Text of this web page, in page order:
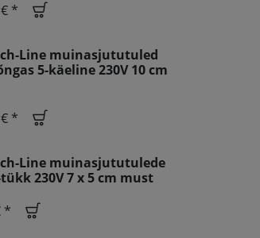
*
Line muinasjututuled
5-käeline 230V 10 cm
*
Line muinasjututulede
230V 7 x 5 cm must
*